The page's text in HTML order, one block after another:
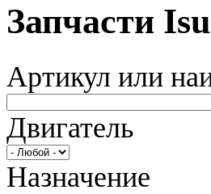
Запчасти
Артикул или
Двигатель
Назначение